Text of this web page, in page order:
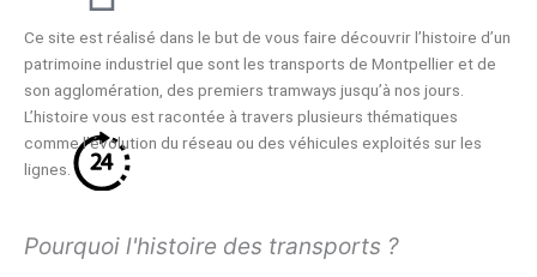
Les plans
Les horaires
Ce site est réalisé dans le but de vous faire découvrir l’histoire d’un
patrimoine industriel que sont les transports de Montpellier et de
son agglomération, des premiers tramways jusqu’à nos jours.
L’histoire vous est racontée à travers plusieurs thématiques
comme l’évolution du réseau ou des véhicules exploités sur les
lignes.
Pourquoi l'histoire des transports ?